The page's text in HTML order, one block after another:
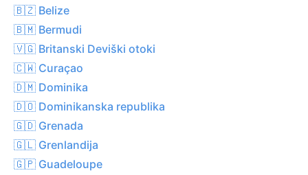
🇧🇿 Belize
🇧🇲 Bermudi
🇻🇬 Britanski Deviški otoki
🇨🇼 Curaçao
🇩🇲 Dominika
🇩🇴 Dominikanska republika
🇬🇩 Grenada
🇬🇱 Grenlandija
🇬🇵 Guadeloupe